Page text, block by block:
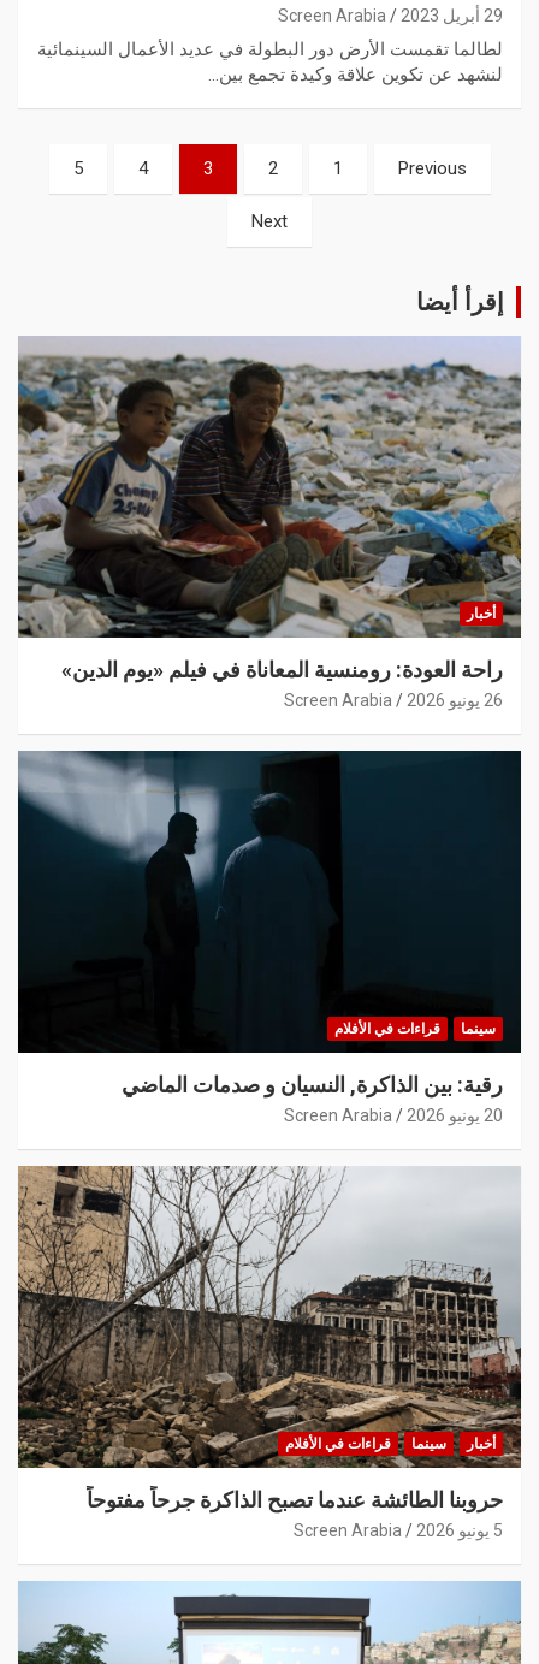
29 أبريل 2023 Screen Arabia
لطالما تقمست الأرض دور البطولة في عديد الأعمال السينمائية
لنشهد عن تكوين علاقة وكيدة تجمع بين…
Previous
1
2
3
4
5
Next
إقرأ أيضا
أخبار
راحة العودة: رومنسية المعاناة في فيلم «يوم الدين»
26 يونيو 2026 Screen Arabia
سينما قراءات في الأفلام
رقية: بين الذاكرة, النسيان و صدمات الماضي
20 يونيو 2026 Screen Arabia
أخبار سينما قراءات في الأفلام
حروبنا الطائشة عندما تصبح الذاكرة جرحاً مفتوحاً
5 يونيو 2026 Screen Arabia